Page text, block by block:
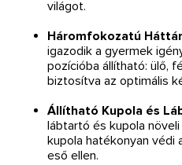
világot.
Háromfokozatú
igazodik a gyermek
pozícióba állítható: ülő,
biztosítva az optimális
Állítható Kupola és
lábtartó és kupola
kupola hatékonyan védi
eső ellen.